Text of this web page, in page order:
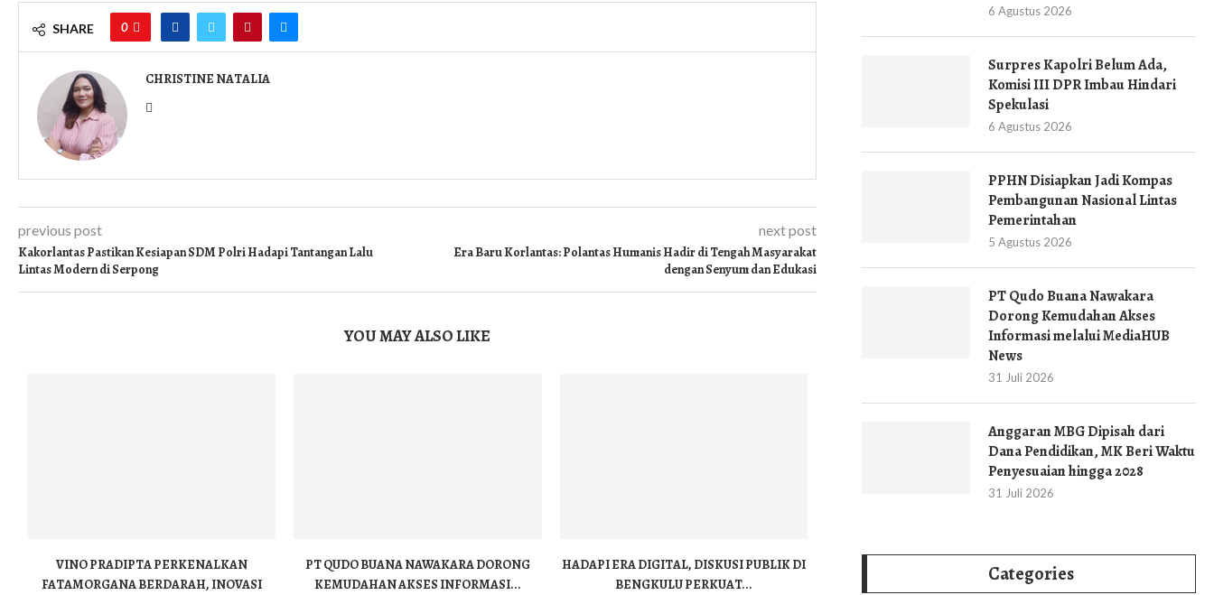
SHARE 0
CHRISTINE NATALIA
previous post
Kakorlantas Pastikan Kesiapan SDM Polri Hadapi Tantangan Lalu
Lintas Modern di Serpong
next post
Era Baru Korlantas: Polantas Humanis Hadir di Tengah Masyarakat
dengan Senyum dan Edukasi
YOU MAY ALSO LIKE
VINO PRADIPTA PERKENALKAN
FATAMORGANA BERDARAH, INOVASI
PT QUDO BUANA NAWAKARA DORONG
KEMUDAHAN AKSES INFORMASI...
HADAPI ERA DIGITAL, DISKUSI PUBLIK DI
BENGKULU PERKUAT...
LEWAT DISKUSI PUBLIK DI BENGKULU,
DIVHUMAS POLRI PERKUAT...
6 Agustus 2026
Surpres Kapolri Belum Ada,
Komisi III DPR Imbau Hindari
Spekulasi
6 Agustus 2026
PPHN Disiapkan Jadi Kompas
Pembangunan Nasional Lintas
Pemerintahan
5 Agustus 2026
PT Qudo Buana Nawakara
Dorong Kemudahan Akses
Informasi melalui MediaHUB
News
31 Juli 2026
Anggaran MBG Dipisah dari
Dana Pendidikan, MK Beri Waktu
Penyesuaian hingga 2028
31 Juli 2026
Categories